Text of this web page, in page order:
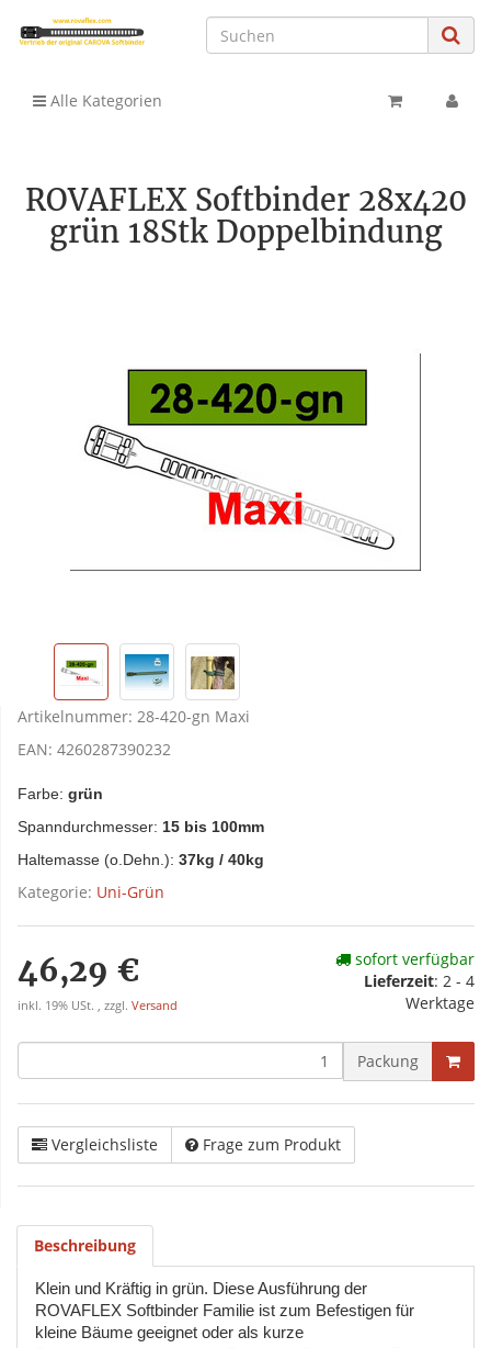
Alle Kategorien
ROVAFLEX Softbinder 28x420
grün 18Stk Doppelbindung
Artikelnummer: 28-420-gn Maxi
EAN: 4260287390232
Farbe: grün
Spanndurchmesser: 15 bis 100mm
Haltemasse (o.Dehn.): 37kg / 40kg
Kategorie: Uni-Grün
46,29 €
inkl. 19% USt. , zzgl. Versand
sofort verfügbar
Lieferzeit: 2 - 4
Werktage
Packung
Vergleichsliste Frage zum Produkt
Beschreibung
Klein und Kräftig in grün. Diese Ausführung der
ROVAFLEX Softbinder Familie ist zum Befestigen für
kleine Bäume geeignet oder als kurze